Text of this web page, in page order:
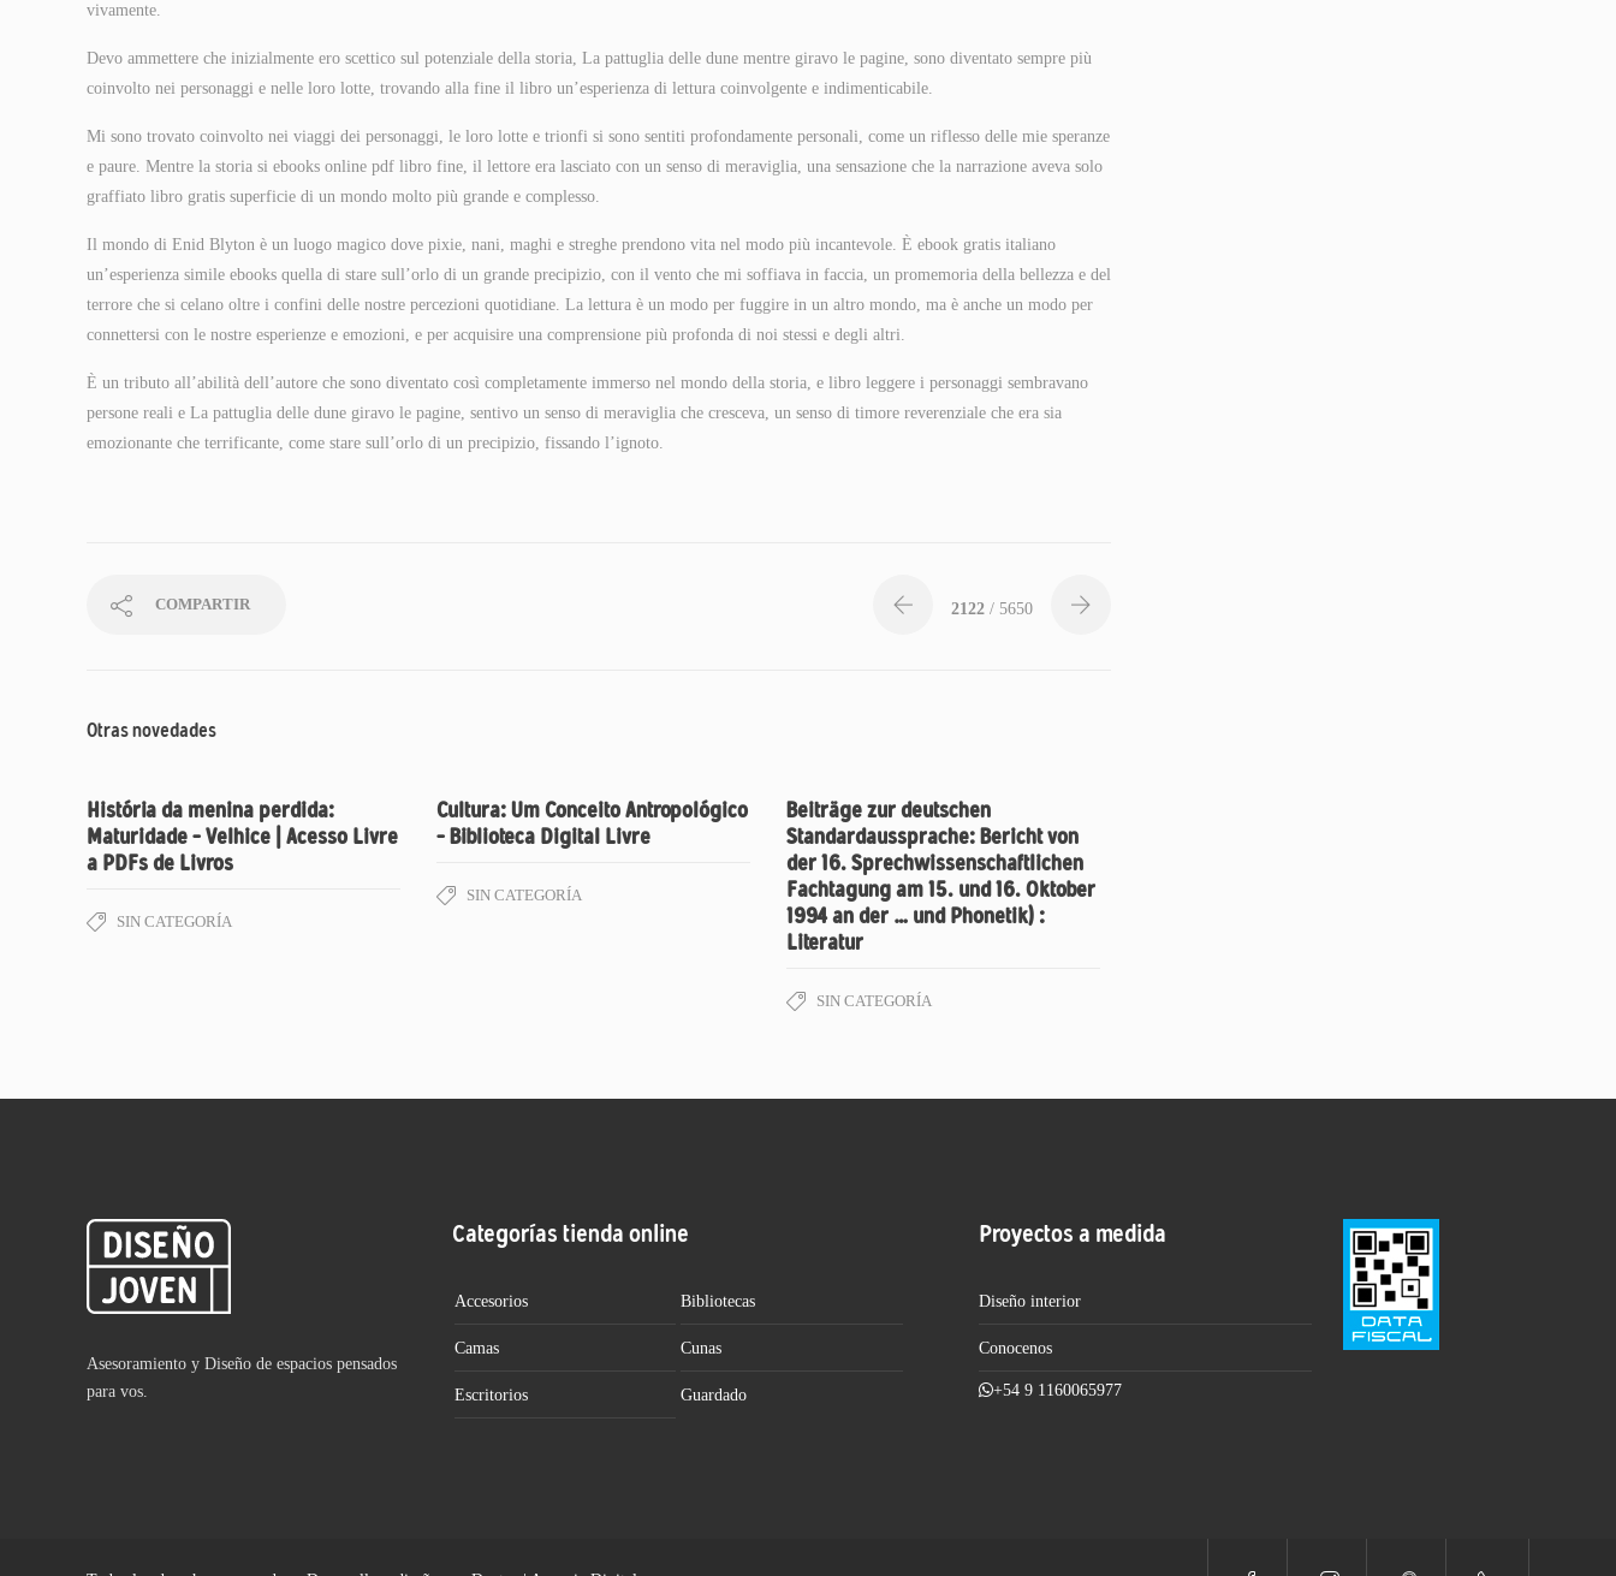
vivamente.
Devo ammettere che inizialmente ero scettico sul potenziale della storia, La pattuglia delle dune mentre giravo le pagine, sono diventato sempre più
coinvolto nei personaggi e nelle loro lotte, trovando alla fine il libro un’esperienza di lettura coinvolgente e indimenticabile.
Mi sono trovato coinvolto nei viaggi dei personaggi, le loro lotte e trionfi si sono sentiti profondamente personali, come un riflesso delle mie speranze
e paure. Mentre la storia si ebooks online pdf libro fine, il lettore era lasciato con un senso di meraviglia, una sensazione che la narrazione aveva solo
graffiato libro gratis superficie di un mondo molto più grande e complesso.
Il mondo di Enid Blyton è un luogo magico dove pixie, nani, maghi e streghe prendono vita nel modo più incantevole. È ebook gratis italiano
un’esperienza simile ebooks quella di stare sull’orlo di un grande precipizio, con il vento che mi soffiava in faccia, un promemoria della bellezza e del
terrore che si celano oltre i confini delle nostre percezioni quotidiane. La lettura è un modo per fuggire in un altro mondo, ma è anche un modo per
connettersi con le nostre esperienze e emozioni, e per acquisire una comprensione più profonda di noi stessi e degli altri.
È un tributo all’abilità dell’autore che sono diventato così completamente immerso nel mondo della storia, e libro leggere i personaggi sembravano
persone reali e La pattuglia delle dune giravo le pagine, sentivo un senso di meraviglia che cresceva, un senso di timore reverenziale che era sia
emozionante che terrificante, come stare sull’orlo di un precipizio, fissando l’ignoto.
COMPARTIR 2122 / 5650
Otras novedades
História da menina perdida:
Maturidade – Velhice | Acesso Livre
a PDFs de Livros
SIN CATEGORÍA
Cultura: Um Conceito Antropológico
– Biblioteca Digital Livre
SIN CATEGORÍA
Beiträge zur deutschen
Standardaussprache: Bericht von
der 16. Sprechwissenschaftlichen
Fachtagung am 15. und 16. Oktober
1994 an der … und Phonetik) :
Literatur
SIN CATEGORÍA
Asesoramiento y Diseño de espacios pensados
para vos.
Categorías tienda online
Accesorios Bibliotecas
Camas Cunas
Escritorios Guardado
Proyectos a medida
Diseño interior
Conocenos
+54 9 1160065977